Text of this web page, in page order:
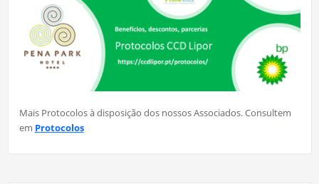
Mais Protocolos à disposição dos nossos Associados. Consultem
em Protocolos